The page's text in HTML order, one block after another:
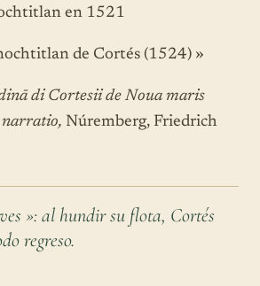
en 1521
de Cortés (1524) »
di Cortesii de Noua maris
narratio, Núremberg, Friedrich
»: al hundir su flota, Cortés
regreso.